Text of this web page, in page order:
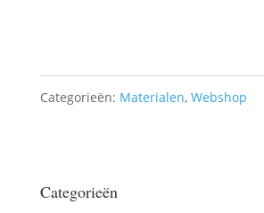
Categorieën: Materialen, Webshop
Categorieën